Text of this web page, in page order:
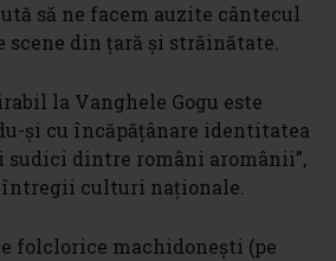
să ne facem auzite cântecul
scene din țară și străinătate.
la Vanghele Gogu este
și cu încăpățânare identitatea
sudici dintre români aromânii”,
întregii culturi naționale.
folclorice machidonești (pe